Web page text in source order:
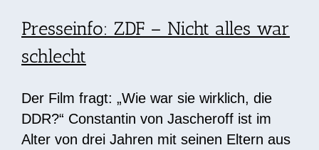
Presseinfo: ZDF – Nicht alles war
schlecht
Der Film fragt: „Wie war sie wirklich, die
DDR?“ Constantin von Jascheroff ist im
Alter von drei Jahren mit seinen Eltern aus